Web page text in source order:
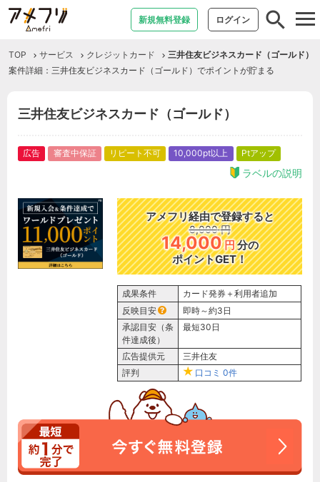
新規無料登録 ログイン
TOP サービス クレジットカード
三井住友ビジネスカード（ゴールド）
案件詳細：三井住友ビジネスカード（ゴールド）でポイントが貯まる
三井住友ビジネスカード（ゴールド）
広告 審査中保証 リピート不可 10,000pt以上 Ptアップ
ラベルの説明
アメフリ経由で登録すると
8,000 円
14,000円分の
ポイントGET！
成果条件
カード発券＋利用者追加
反映目安
即時～約3日
承認目安（条
件達成後）
最短30日
広告提供元
三井住友
評判
口コミ 0件